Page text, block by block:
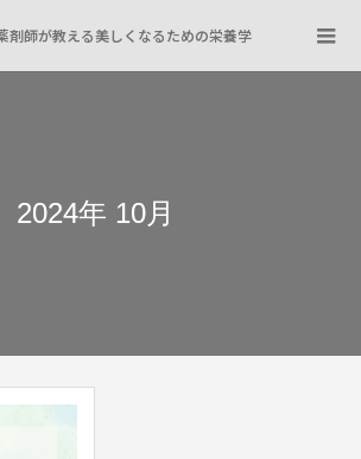
剤師が教える美しくなるための栄養学
2024年 10月